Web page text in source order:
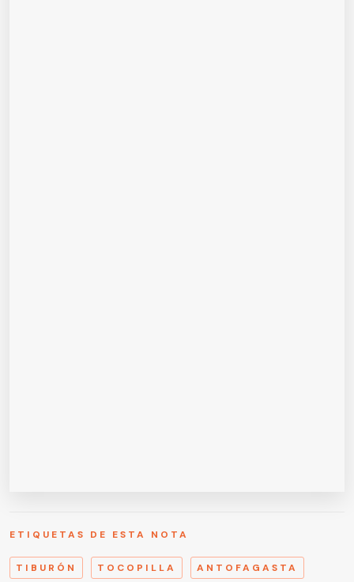
ETIQUETAS DE ESTA NOTA
TIBURÓN TOCOPILLA ANTOFAGASTA